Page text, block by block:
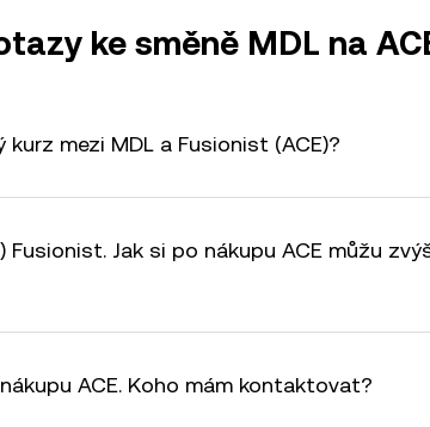
ke směně MDL na
kurz mezi MDL a Fusionist (ACE)?
Fusionist. Jak si po nákupu ACE můžu
ACE. Koho mám kontaktovat?